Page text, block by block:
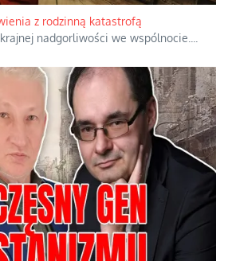
pełną i bardziej surową treść jej